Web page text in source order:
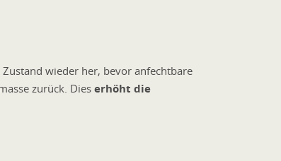
wieder her, bevor anfechtbare
zurück. Dies erhöht die